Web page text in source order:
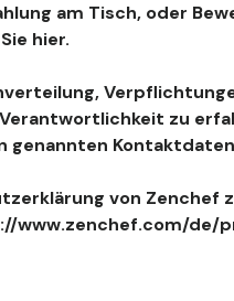
am Tisch, oder
hier.
zu
von Zenchef
www.zenchef.com/de/